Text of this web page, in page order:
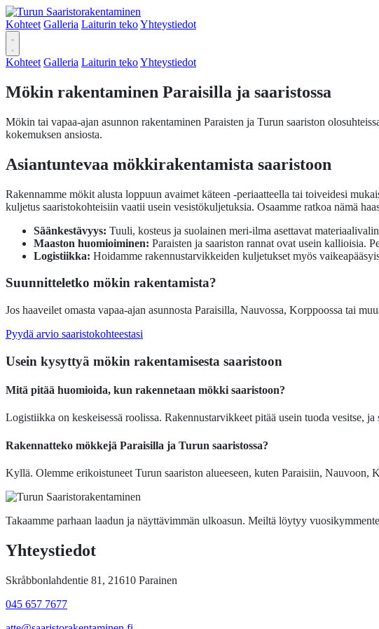
Kohteet Galleria Laiturin tekoYhteystiedot
Kohteet Galleria Laiturin tekoYhteystiedot
Mökin rakentaminen Paraisilla ja saaristossa
Mökin tai vapaa-ajan asunnon rakentaminen Paraisten ja Turun saariston
kokemuksen ansiosta.
Asiantuntevaa mökkirakentamista saaristoon
Rakennamme mökit alusta loppuun avaimet käteen -periaatteella tai toiveidesi
kuljetus saaristokohteisiin vaatii usein vesistökuljetuksia. Osaamme ratkoa nämä
Säänkestävyys: Tuuli, kosteus ja suolainen meri-ilma asettavat
Maaston huomioiminen: Paraisten ja saariston rannat ovat usein kallioisia.
Logistiikka: Hoidamme rakennustarvikkeiden kuljetukset myös
Suunnitteletko mökin rakentamista?
Jos haaveilet omasta vapaa-ajan asunnosta Paraisilla, Nauvossa, Korppoossa tai
Pyydä arvio saaristokohteestasi
Usein kysyttyä mökin rakentamisesta saaristoon
Mitä pitää huomioida, kun rakennetaan mökki saaristoon?
Logistiikka on keskeisessä roolissa. Rakennustarvikkeet pitää usein tuoda vesitse,
Rakennatteko mökkejä Paraisilla ja Turun saaristossa?
Kyllä. Olemme erikoistuneet Turun saariston alueeseen, kuten Paraisiin, Nauvoon,
Takaamme parhaan laadun ja näyttävimmän ulkoasun. Meiltä löytyy
Yhteystiedot
Skråbbonlahdentie 81, 21610 Parainen
045 657 7677